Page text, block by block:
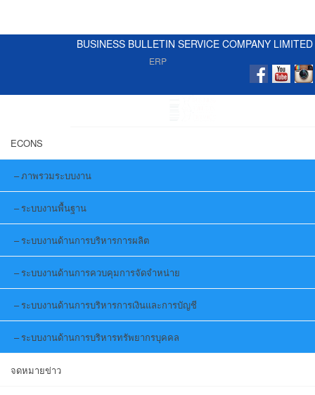
BUSINESS BULLETIN SERVICE COMPANY LIMITED
ERP
ECONS
ภาพรวมระบบงาน
ระบบงานพื้นฐาน
ระบบงานด้านการบริหารการผลิต
ระบบงานด้านการควบคุมการจัดจำหน่าย
ระบบงานด้านการบริหารการเงินและการบัญชี
ระบบงานด้านการบริหารทรัพยากรบุคคล
จดหมายข่าว